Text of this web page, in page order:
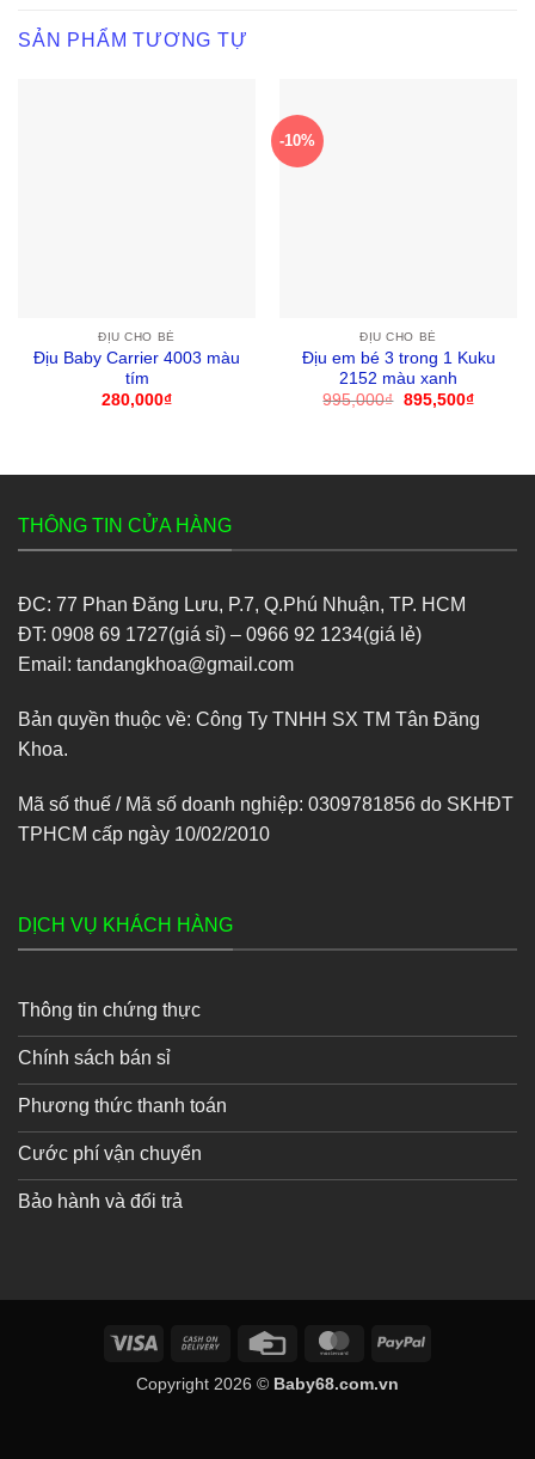
SẢN PHẨM TƯƠNG TỰ
ĐỊU CHO BÉ
Địu Baby Carrier 4003 màu
tím
280,000₫
-10%
ĐỊU CHO BÉ
Địu em bé 3 trong 1 Kuku
2152 màu xanh
995,000₫ Giá
895,500₫Giá
THÔNG TIN CỬA HÀNG
ĐC: 77 Phan Đăng Lưu, P.7, Q.Phú Nhuận, TP. HCM
ĐT: 0908 69 1727(giá sỉ) – 0966 92 1234(giá lẻ)
Email: tandangkhoa@gmail.com
Bản quyền thuộc về: Công Ty TNHH SX TM Tân Đăng
Khoa.
Mã số thuế / Mã số doanh nghiệp: 0309781856 do SKHĐT
TPHCM cấp ngày 10/02/2010
DỊCH VỤ KHÁCH HÀNG
Thông tin chứng thực
Chính sách bán sỉ
Phương thức thanh toán
Cước phí vận chuyển
Bảo hành và đổi trả
Visa
Cash
Credit
MasterCard
Copyright 2026 © Baby68.com.vn